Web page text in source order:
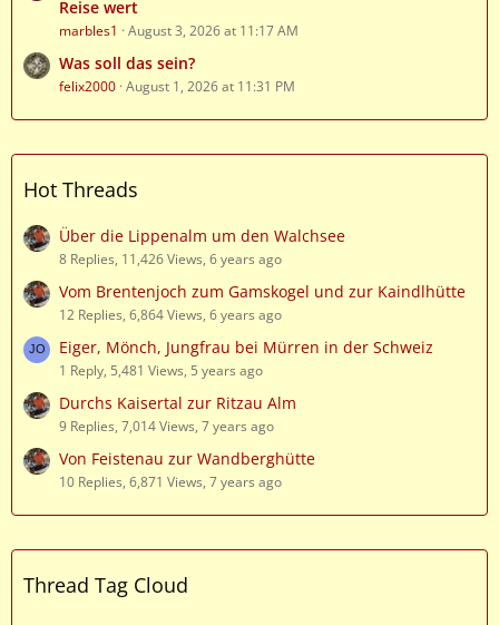
Reise wert
marbles1 August 3, 2026 at 11:17 AM
Was soll das sein?
felix2000 August 1, 2026 at 11:31 PM
Hot Threads
Über die Lippenalm um den Walchsee
8 Replies, 11,426 Views, 6 years ago
Vom Brentenjoch zum Gamskogel und zur Kaindlhütte
12 Replies, 6,864 Views, 6 years ago
Eiger, Mönch, Jungfrau bei Mürren in der Schweiz
1 Reply, 5,481 Views, 5 years ago
Durchs Kaisertal zur Ritzau Alm
9 Replies, 7,014 Views, 7 years ago
Von Feistenau zur Wandberghütte
10 Replies, 6,871 Views, 7 years ago
Thread Tag Cloud